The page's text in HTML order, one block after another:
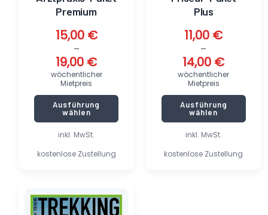
inkl. MwSt.
kostenlose Zustellung
Premium
15,00 €
–
19,00 €
wöchentlicher
Mietpreis
Ausführung
wählen
gewählt
werden
inkl. MwSt.
kostenlose Zustellung
Plus
11,00 €
–
14,00 €
wöchentlicher
Mietpreis
Ausführung
wählen
gewählt
werden
Preis
war:
Preis
ist: